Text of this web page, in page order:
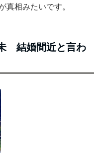
真相みたいです。
結婚間近と言わ